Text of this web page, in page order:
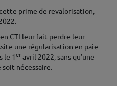
prime de revalorisation,
CTI leur fait perdre leur
une régularisation en paie
le 1 er avril 2022, sans qu’une
nécessaire.